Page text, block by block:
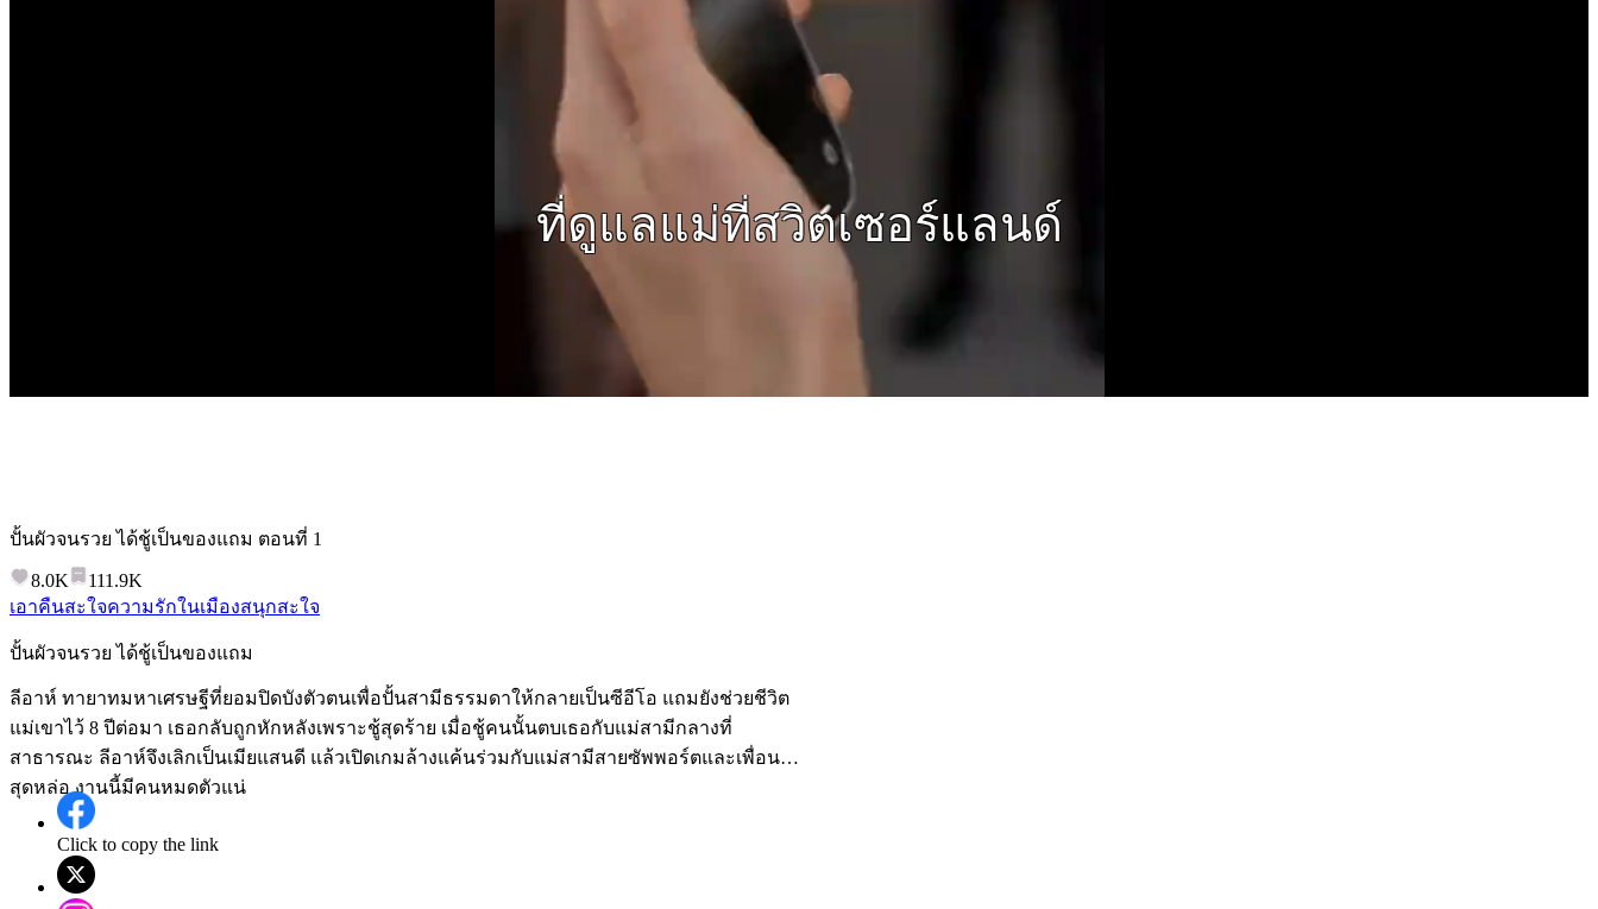
อย่าลืมดูแลตัวเองด้วยนะ
ปั้นผัวจนรวย ได้ชู้เป็นของแถม ตอนที่ 1
8.0K
111.9K
เอาคืนสะใจความรักในเมืองสนุกสะใจ
ปั้นผัวจนรวย ได้ชู้เป็นของแถม
ลีอาห์ ทายาทมหาเศรษฐีที่ยอมปิดบังตัวตนเพื่อปั้นสามีธรรมดาให้กลายเป็นซีอีโอ แถมยังช่วยชีวิต
แม่เขาไว้ 8 ปีต่อมา เธอกลับถูกหักหลังเพราะชู้สุดร้าย เมื่อชู้คนนั้นตบเธอกับแม่สามีกลางที่
สาธารณะ ลีอาห์จึงเลิกเป็นเมียแสนดี แล้วเปิดเกมล้างแค้นร่วมกับแม่สามีสายซัพพอร์ตและเพื่อนรัก
สุดหล่อ งานนี้มีคนหมดตัวแน่
Click to copy the link